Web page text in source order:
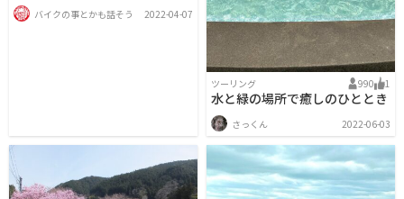
バイクの事とかも話そう 2022-04-07
ツーリング 990 1
水と緑の場所で癒しのひととき
さっくん 2022-06-03